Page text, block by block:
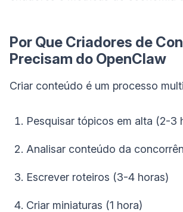
Por Que Criadores de
Precisam do OpenClaw
Criar conteúdo é um processo
Pesquisar tópicos em alta (2-3
Analisar conteúdo da
Escrever roteiros (3-4 horas)
Criar miniaturas (1 hora)